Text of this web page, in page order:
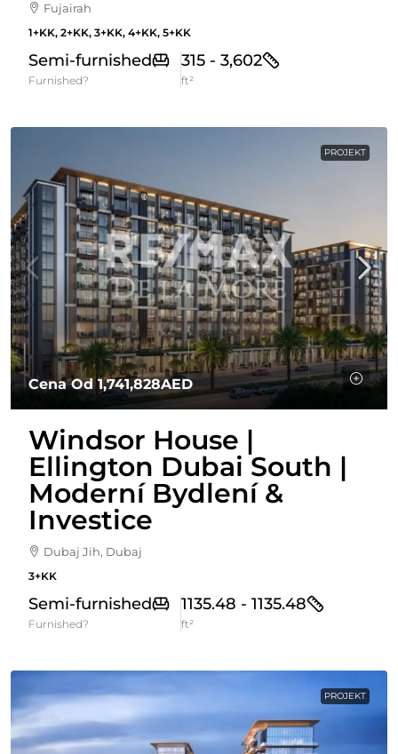
Fujairah
1+KK, 2+KK, 3+KK, 4+KK, 5+KK
Semi-furnished
Furnished?
315 - 3,602
ft²
PROJEKT
Cena Od1,741,828AED
Windsor House |
Ellington Dubai South |
Moderní Bydlení &
Investice
Dubaj Jih, Dubaj
3+KK
Semi-furnished
Furnished?
1135.48 - 1135.48
ft²
PROJEKT